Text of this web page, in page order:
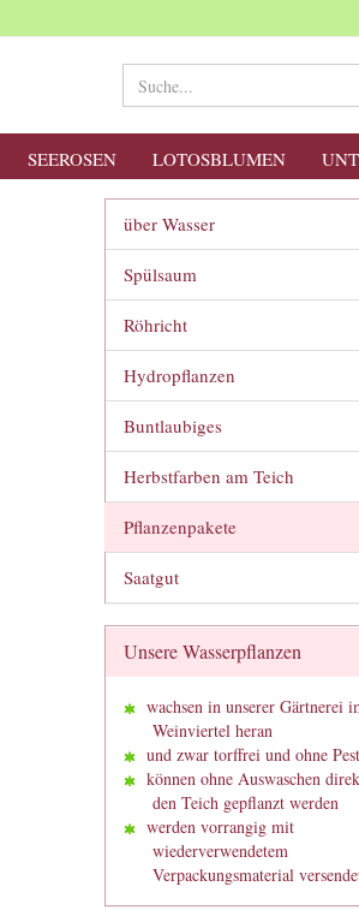
SEEROSEN LOTOSBLUMEN
über Wasser
Spülsaum
Röhricht
Hydropflanzen
Buntlaubiges
Herbstfarben am Teich
Pflanzenpakete
Saatgut
Unsere Wasserpflanzen
wachsen in unserer Gärtnerei
Weinviertel heran
und zwar torffrei und ohne
können ohne Auswaschen
den Teich gepflanzt werden
werden vorrangig mit
wiederverwendetem
Verpackungsmaterial